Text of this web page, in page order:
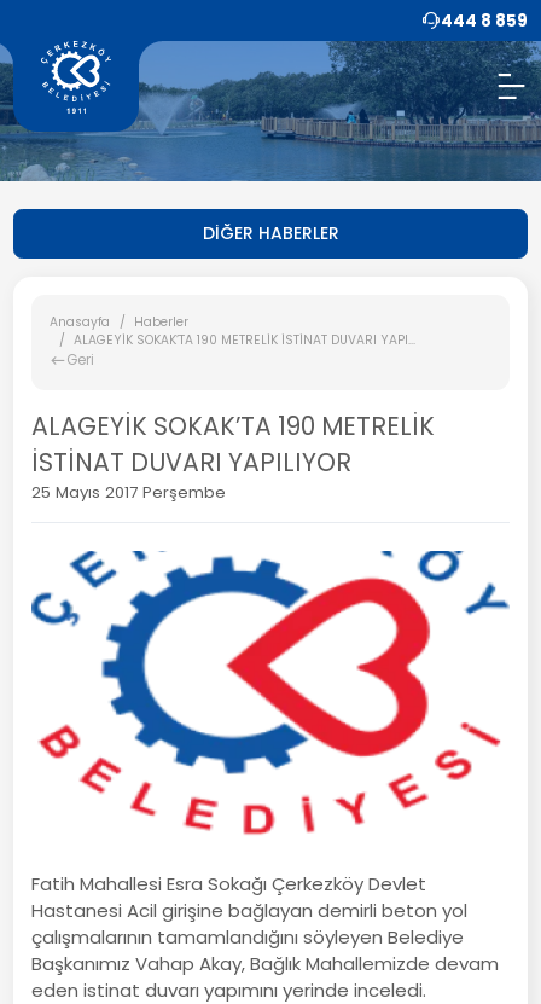
444 8 859
DİĞER HABERLER
Anasayfa
Haberler
ALAGEYİK SOKAK’TA 190 METRELİK İSTİNAT DUVARI YAPI...
Geri
ALAGEYİK SOKAK’TA 190 METRELİK
İSTİNAT DUVARI YAPILIYOR
25 Mayıs 2017 Perşembe
Fatih Mahallesi Esra Sokağı Çerkezköy Devlet
Hastanesi Acil girişine bağlayan demirli beton yol
çalışmalarının tamamlandığını söyleyen Belediye
Başkanımız Vahap Akay, Bağlık Mahallemizde devam
eden istinat duvarı yapımını yerinde inceledi.